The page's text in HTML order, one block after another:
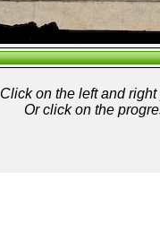
Click on the left and
Or click on the